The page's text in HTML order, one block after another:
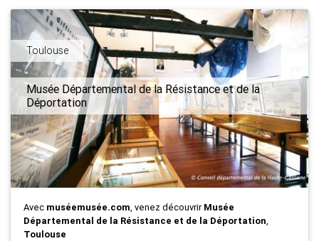
Toulouse
Musée Départemental de la Résistance et de la
Déportation
Avec muséemusée.com, venez découvrirMusée
Départemental de la Résistance et de la Déportation,
Toulouse